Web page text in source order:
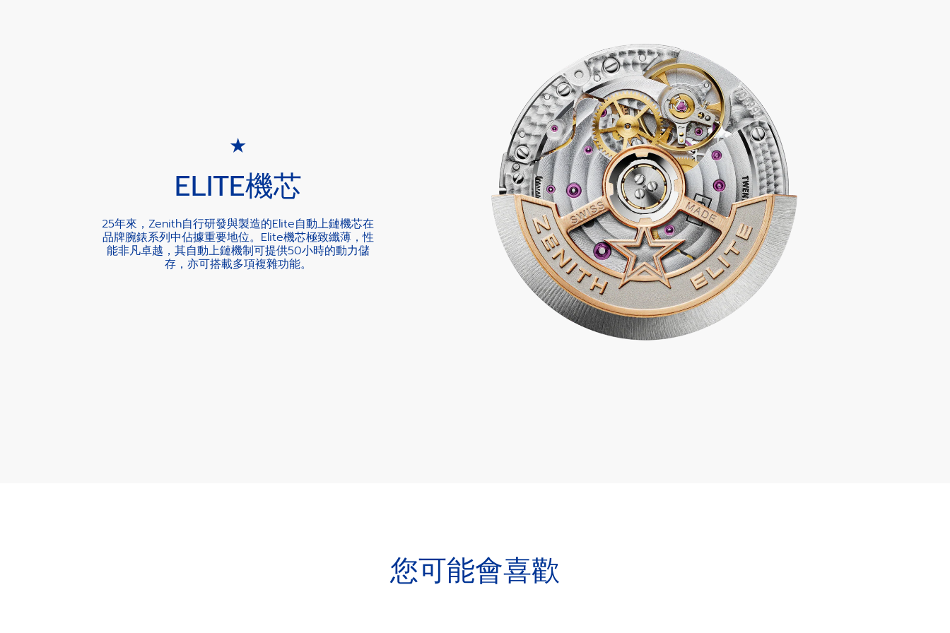
ELITE機芯
25年來，Zenith自行研發與製造的Elite自動上鏈機芯在
品牌腕錶系列中佔據重要地位。Elite機芯極致纖薄，性
能非凡卓越，其自動上鏈機制可提供50小時的動力儲
存，亦可搭載多項複雜功能。
您可能會喜歡